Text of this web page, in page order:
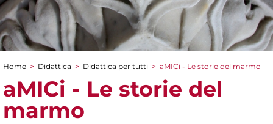
Tu sei qui
Home > Didattica > Didattica per tutti > aMICi - Le storie del marmo
aMICi - Le storie del
marmo